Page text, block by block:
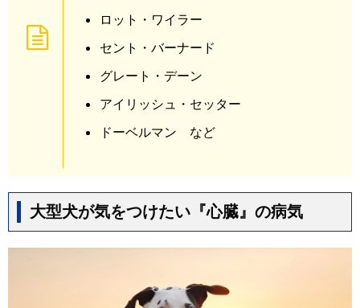
ロット・ワイラー
セント・バーナード
グレート・デーン
アイリッシュ・セッター
ドーベルマン など
大型犬が気をつけたい『心臓』の病気